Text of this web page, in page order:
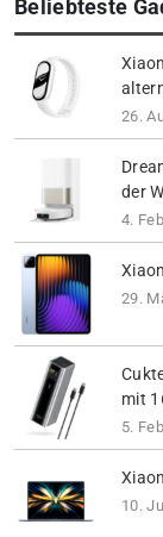
Beliebteste
26.
der
4.
29.
mit
5.
10.